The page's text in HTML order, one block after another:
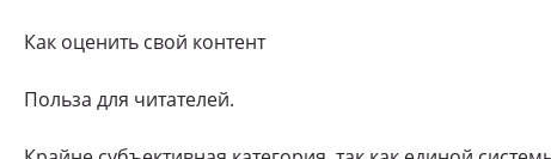
Как оценить свой контент
Польза для читателей.